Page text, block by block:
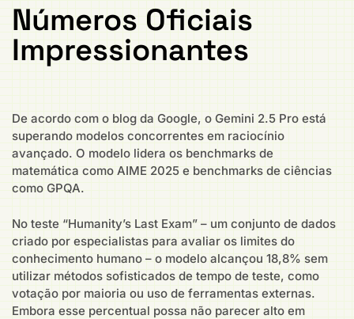
Números Oficiais
Impressionantes
De acordo com o blog da Google, o Gemini 2.5 Pro está
superando modelos concorrentes em raciocínio
avançado. O modelo lidera os benchmarks de
matemática como AIME 2025 e benchmarks de ciências
como GPQA.
No teste “Humanity’s Last Exam” – um conjunto de dados
criado por especialistas para avaliar os limites do
conhecimento humano – o modelo alcançou 18,8% sem
utilizar métodos sofisticados de tempo de teste, como
votação por maioria ou uso de ferramentas externas.
Embora esse percentual possa não parecer alto em